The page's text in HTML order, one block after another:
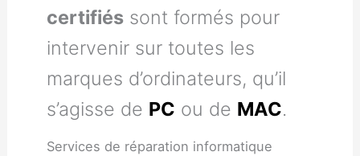
certifiés sont formés pour
intervenir sur toutes les
marques d’ordinateurs, qu’il
s’agisse de PC ou de MAC.
Services de réparation informatique